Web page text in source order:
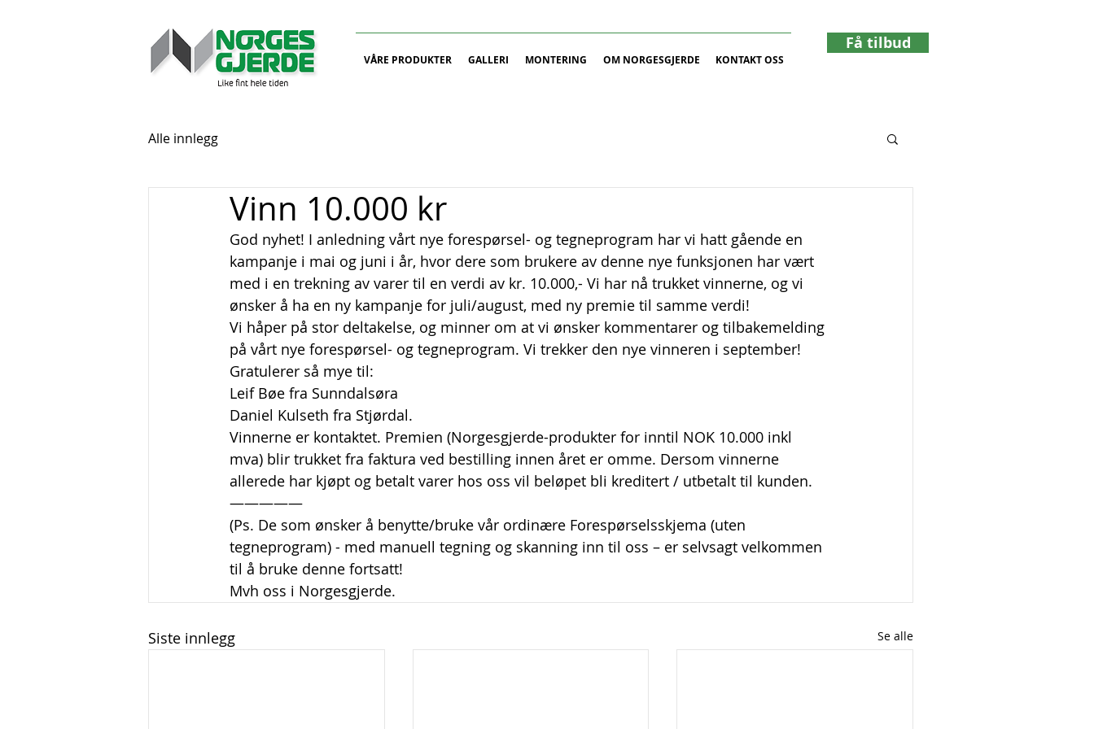
VÅRE PRODUKTER GALLERI MONTERING OM NORGESGJERDE KONTAKT OSS
Få tilbud
Alle innlegg
Vinn 10.000 kr
God nyhet! I anledning vårt nye forespørsel- og tegneprogram har vi hatt gående en
kampanje i mai og juni i år, hvor dere som brukere av denne nye funksjonen har vært
med i en trekning av varer til en verdi av kr. 10.000,- Vi har nå trukket vinnerne, og vi
ønsker å ha en ny kampanje for juli/august, med ny premie til samme verdi!
Vi håper på stor deltakelse, og minner om at vi ønsker kommentarer og tilbakemelding
på vårt nye forespørsel- og tegneprogram. Vi trekker den nye vinneren i september!
Gratulerer så mye til:
Leif Bøe fra Sunndalsøra
Daniel Kulseth fra Stjørdal.
Vinnerne er kontaktet. Premien (Norgesgjerde-produkter for inntil NOK 10.000 inkl
mva) blir trukket fra faktura ved bestilling innen året er omme. Dersom vinnerne
allerede har kjøpt og betalt varer hos oss vil beløpet bli kreditert / utbetalt til kunden.
—————
(Ps. De som ønsker å benytte/bruke vår ordinære Forespørselsskjema (uten
tegneprogram) - med manuell tegning og skanning inn til oss – er selvsagt velkommen
til å bruke denne fortsatt!
Mvh oss i Norgesgjerde.
Siste innlegg Se alle